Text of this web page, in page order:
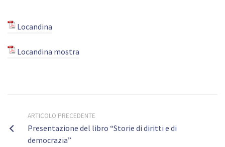
Locandina
Locandina mostra
ARTICOLO PRECEDENTE
Presentazione del libro “Storie di diritti e di
democrazia”